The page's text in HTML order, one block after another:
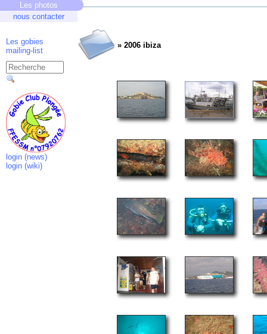
Les photos
nous contacter
Les gobies
mailing-list
login (news)
login (wiki)
» 2006 ibiza